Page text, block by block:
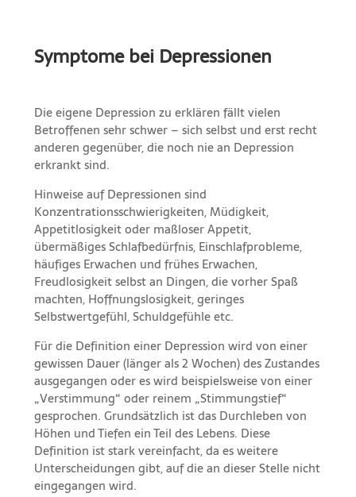
Symptome bei Depressionen
Die eigene Depression zu erklären fällt vielen
Betroffenen sehr schwer – sich selbst und erst recht
anderen gegenüber, die noch nie an Depression
erkrankt sind.
Hinweise auf Depressionen sind
Konzentrationsschwierigkeiten, Müdigkeit,
Appetitlosigkeit oder maßloser Appetit,
übermäßiges Schlafbedürfnis, Einschlafprobleme,
häufiges Erwachen und frühes Erwachen,
Freudlosigkeit selbst an Dingen, die vorher Spaß
machten, Hoffnungslosigkeit, geringes
Selbstwertgefühl, Schuldgefühle etc.
Für die Definition einer Depression wird von einer
gewissen Dauer (länger als 2 Wochen) des Zustandes
ausgegangen oder es wird beispielsweise von einer
„Verstimmung“ oder reinem „Stimmungstief“
gesprochen. Grundsätzlich ist das Durchleben von
Höhen und Tiefen ein Teil des Lebens. Diese
Definition ist stark vereinfacht, da es weitere
Unterscheidungen gibt, auf die an dieser Stelle nicht
eingegangen wird.